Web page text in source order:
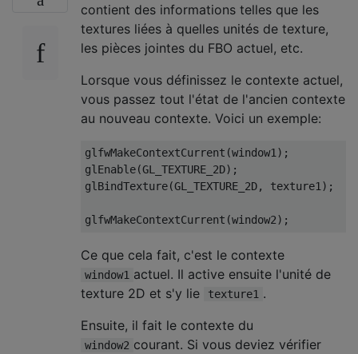
contient des informations telles que les
textures liées à quelles unités de texture,
les pièces jointes du FBO actuel, etc.
Lorsque vous définissez le contexte actuel,
vous passez tout l'état de l'ancien contexte
au nouveau contexte. Voici un exemple:
glfwMakeContextCurrent (window1 );
glEnable(GL_TEXTURE_2D);
glBindTexture(GL_TEXTURE_2D, texture1 );
glfwMakeContextCurrent (window2);
Ce que cela fait, c'est le contexte
window1 actuel. Il active ensuite l'unité de
texture 2D et s'y lie
texture1 .
Ensuite, il fait le contexte du
window2 courant. Si vous deviez vérifier